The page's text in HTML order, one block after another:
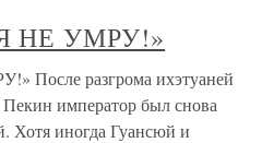
НЕ УМРУ!»
разгрома ихэтуаней
император был снова
Хотя иногда Гуансюй и